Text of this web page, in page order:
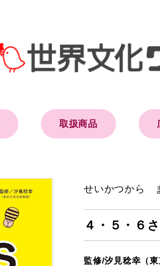
取扱商品
せいかつから
４・５・６
監修/汐見稔幸（東